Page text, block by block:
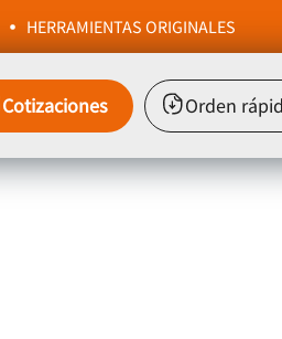
HERRAMIENTAS ORIGINALES
Cotizaciones Orden